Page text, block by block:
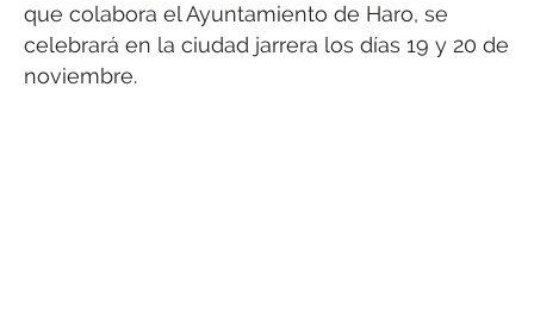
que colabora el Ayuntamiento de Haro, se
celebrará en la ciudad jarrera los días 19 y 20 de
noviembre.